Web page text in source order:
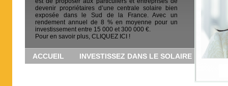
devenir propriétaires d’une centrale solaire bien
exposée dans le Sud de la France. Avec un
rendement annuel de 8 % en moyenne pour un
investissement entre 15 000 et 300 000 €.
Pour en savoir plus, CLIQUEZ ICI !
ACCUEIL INVESTISSEZ DANS LE SOLAIRE